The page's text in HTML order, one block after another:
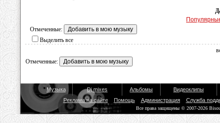
Отмеченные:
Выделить все
Отмеченные:
Музыка Dj mixes Альбомы
Видеоклипы
Реклама на сайте
Помощь Администрация Служба
Все права защищены © 2007-2026